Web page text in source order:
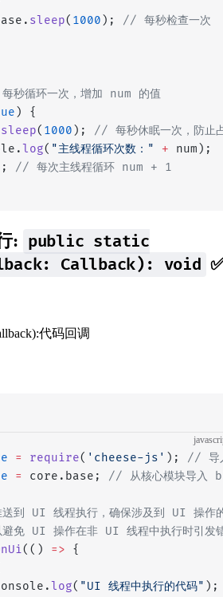
sleep( 1000 ); // 每秒检查一次
秒循环一次，增加 num 的值
) {
sleep( 1000 ); // 每秒休眠一次，防止
log( "主线程循环次数：" + num);
; // 每次主线程循环 num + 1
: public static
Callback): void
代码回调
= require( 'cheese-js' ); // 导
= core.base; // 从核心模块导入
到 UI 线程执行，确保涉及到 UI 操作
免 UI 操作在非 UI 线程中执行时引发
(() => {
log( "UI 线程中执行的代码" );